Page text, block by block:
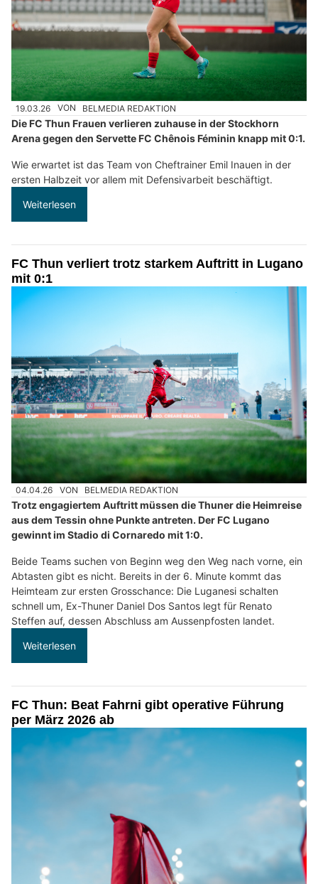
19.03.26 VON BELMEDIA REDAKTION
Die FC Thun Frauen verlieren zuhause in der Stockhorn
Arena gegen den Servette FC Chênois Féminin knapp mit 0:1.
Wie erwartet ist das Team von Cheftrainer Emil Inauen in der
ersten Halbzeit vor allem mit Defensivarbeit beschäftigt.
Weiterlesen
FC Thun verliert trotz starkem Auftritt in Lugano
mit 0:1
04.04.26 VON BELMEDIA REDAKTION
Trotz engagiertem Auftritt müssen die Thuner die Heimreise
aus dem Tessin ohne Punkte antreten. Der FC Lugano
gewinnt im Stadio di Cornaredo mit 1:0.
Beide Teams suchen von Beginn weg den Weg nach vorne, ein
Abtasten gibt es nicht. Bereits in der 6. Minute kommt das
Heimteam zur ersten Grosschance: Die Luganesi schalten
schnell um, Ex-Thuner Daniel Dos Santos legt für Renato
Steffen auf, dessen Abschluss am Aussenpfosten landet.
Weiterlesen
FC Thun: Beat Fahrni gibt operative Führung
per März 2026 ab